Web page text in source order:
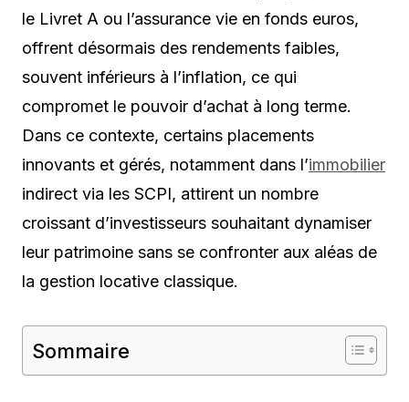
le Livret A ou l’assurance vie en fonds euros,
offrent désormais des rendements faibles,
souvent inférieurs à l’inflation, ce qui
compromet le pouvoir d’achat à long terme.
Dans ce contexte, certains placements
innovants et gérés, notamment dans l’immobilier
indirect via les SCPI, attirent un nombre
croissant d’investisseurs souhaitant dynamiser
leur patrimoine sans se confronter aux aléas de
la gestion locative classique.
Sommaire